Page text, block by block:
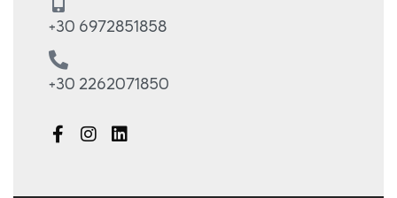
+30 6972851858
+30 2262071850